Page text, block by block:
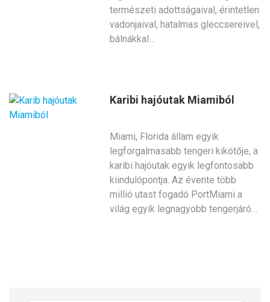
természeti adottságaival, érintetlen
vadonjaival, hatalmas gleccsereivel,
bálnákkal…
Karibi hajóutak Miamiból
Miami, Florida állam egyik
legforgalmasabb tengeri kikötője, a
karibi hajóutak egyik legfontosabb
kiindulópontja. Az évente több
millió utast fogadó PortMiami a
világ egyik legnagyobb tengerjáró…